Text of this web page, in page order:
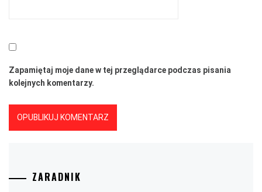
Zapamiętaj moje dane w tej przeglądarce podczas pisania
kolejnych komentarzy.
ZARADNIK